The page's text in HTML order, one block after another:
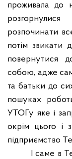
проживала до
розпочинати
потім звикати
повернутися
собою, адже
та батьки до
пошуках
УТОГу яке і
окрім цього і
підприємство
І саме в